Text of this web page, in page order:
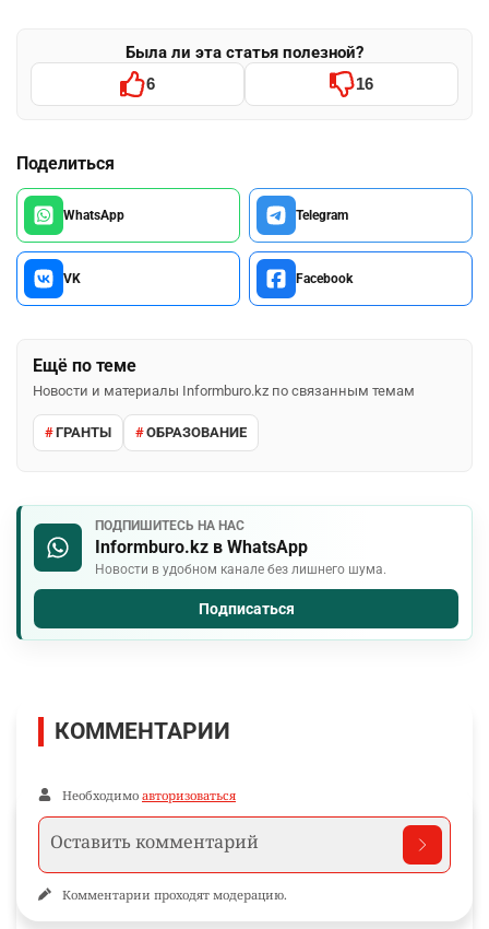
Была ли эта статья полезной?
6 16
Поделиться
WhatsApp Telegram
VK Facebook
Ещё по теме
Новости и материалы Informburo.kz по связанным темам
ГРАНТЫ ОБРАЗОВАНИЕ
ПОДПИШИТЕСЬ НА НАС
Informburo.kz в WhatsApp
Новости в удобном канале без лишнего шума.
Подписаться
КОММЕНТАРИИ
Необходимо авторизоваться
Комментарии проходят модерацию.